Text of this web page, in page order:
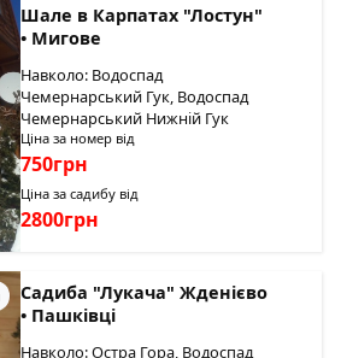
Шале в Карпатах "Лостун"
• Мигове
Навколо: Водоспад
Чемернарський Гук, Водоспад
Чемернарський Нижній Гук
Ціна за номер від
750грн
Ціна за садибу від
2800грн
Садиба "Лукача" Жденієво
• Пашківці
Навколо: Остра Гора, Водоспад